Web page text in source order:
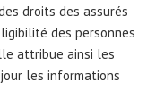
droits des assurés
des personnes
attribue ainsi les
les informations